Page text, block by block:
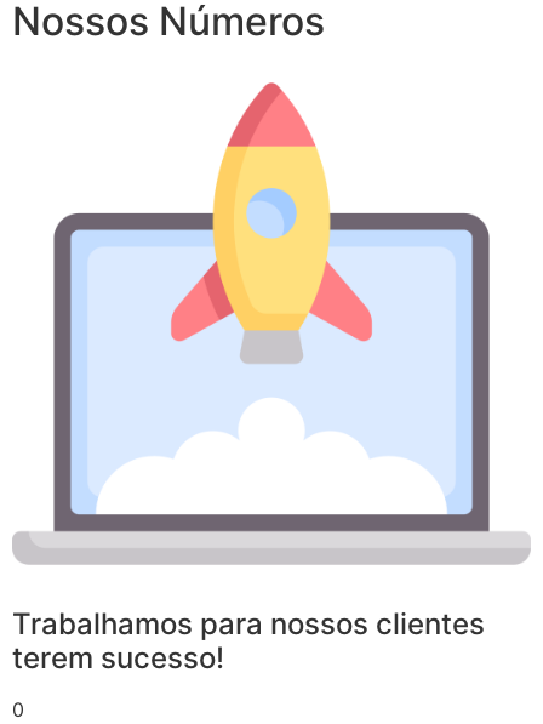
Nossos Números
Trabalhamos para nossos clientes
terem sucesso!
0